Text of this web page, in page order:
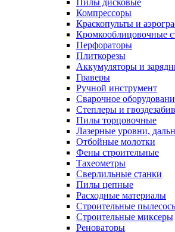
Пилы дисковые
Компрессоры
Краскопульты и
Кромкооблицовочные
Перфораторы
Плиткорезы
Аккумуляторы и
Граверы
Ручной инструмент
Сварочное
Степлеры и
Пилы торцовочные
Лазерные уровни,
Отбойные молотки
Фены строительные
Тахеометры
Сверлильные станки
Пилы цепные
Расходные материалы
Строительные
Строительные миксеры
Реноваторы